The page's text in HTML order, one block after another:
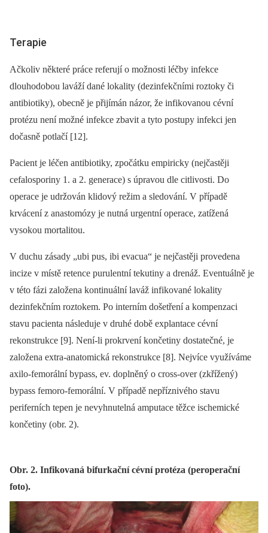
Terapie
Ačkoliv některé práce referují o možnosti léčby infekce
dlouhodobou laváží dané lokality (dezinfekčními roztoky či
antibiotiky), obecně je přijímán názor, že infikovanou cévní
protézu není možné infekce zbavit a tyto postupy infekci jen
dočasně potlačí [12].
Pacient je léčen antibiotiky, zpočátku empiricky (nejčastěji
cefalosporiny 1. a 2. generace) s úpravou dle citlivosti. Do
operace je udržován klidový režim a sledování. V případě
krvácení z anastomózy je nutná urgentní operace, zatížená
vysokou mortalitou.
V duchu zásady „ubi pus, ibi evacua“ je nejčastěji provedena
incize v místě retence purulentní tekutiny a drenáž. Eventuálně je
v této fázi založena kontinuální laváž infikované lokality
dezinfekčním roztokem. Po interním došetření a kompenzaci
stavu pacienta následuje v druhé době explantace cévní
rekonstrukce [9]. Není-li prokrvení končetiny dostatečné, je
založena extra-anatomická rekonstrukce [8]. Nejvíce využíváme
axilo-femorální bypass, ev. doplněný o cross-over (zkřížený)
bypass femoro-femorální. V případě nepříznivého stavu
periferních tepen je nevyhnutelná amputace těžce ischemické
končetiny (obr. 2).
Obr. 2. Infikovaná bifurkační cévní protéza (peroperační
foto).